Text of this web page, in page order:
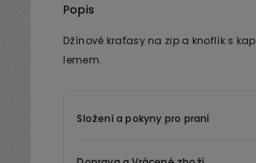
Popis
Džínové kraťasy na zip a knoflík s
lemem.
Složení a pokyny pro praní